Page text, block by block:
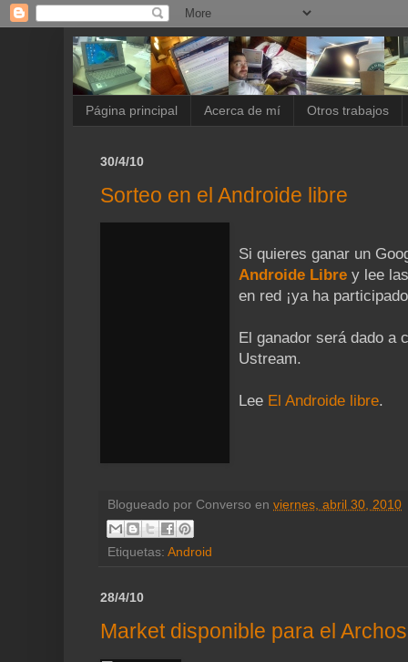
Página principal Acerca de mí Otros trabajos
30/4/10
Sorteo en el Androide libre
Si quieres ganar un
Androide Libre y lee
en red ¡ya ha
El ganador será dado a
Ustream.
Lee El Androide libre.
Blogueado por Converso en viernes, abril 30, 2010
Etiquetas: Android
28/4/10
Market disponible para el